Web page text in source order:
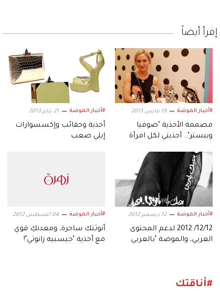
إقرأ أيضاً
#أخبار الموضة 19 مارس 2013
مصممة الأحذية "صوفيا
ويبستر".. أحذيتي لكل امرأة
#أخبار الموضة 21 يناير 2013
أحذية وحقائب وإكسسوارات
إيلي صعب
#أخبار الموضة 12 ديسمبر 2012
12/12/ 2012 لدعم المحتوى
العربي، والموضة "بالعربي
#أخبار الموضة 04 أغسطس 2012
أنوثتك ساحرة، ومعدنكِ قوي
مع أحذية "جيسبيه زانوتي"!
#أناقتك